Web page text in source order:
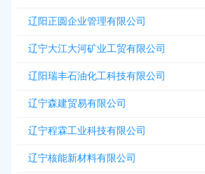
辽阳正圆企业管理有限公司
辽宁大江大河矿业工贸有限公司
辽阳瑞丰石油化工科技有限公司
辽宁森建贸易有限公司
辽宁程霖工业科技有限公司
辽宁核能新材料有限公司